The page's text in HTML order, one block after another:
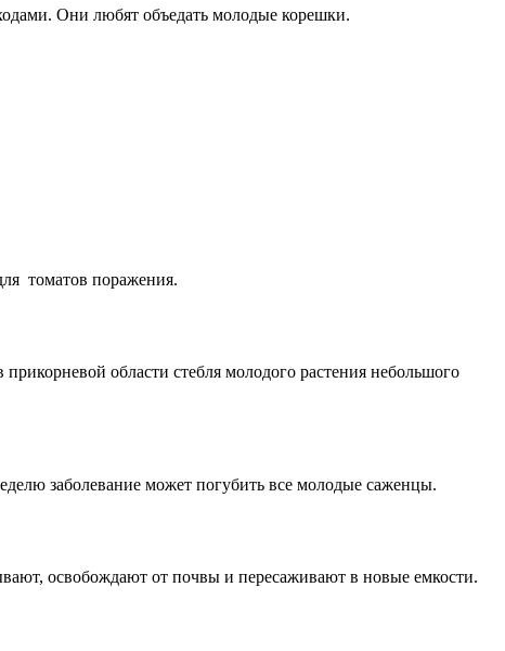
Они любят объедать молодые корешки.
томатов поражения.
области стебля молодого растения небольшого
заболевание может погубить все молодые саженцы.
освобождают от почвы и пересаживают в новые емкости.